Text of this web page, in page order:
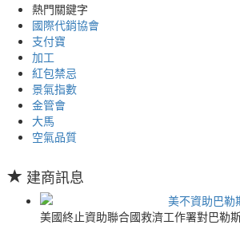
熱門關鍵字
國際代銷協會
支付寶
加工
紅包禁忌
景氣指數
金管會
大馬
空氣品質
建商訊息
美不資助巴勒
美國終止資助聯合國救濟工作署對巴勒